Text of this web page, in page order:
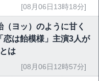
[08月06日13時18分]
ヨッ）のように甘く
は飴模様」主演3人が
は
[08月06日12時57分]